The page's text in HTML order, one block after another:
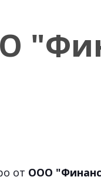
от ООО